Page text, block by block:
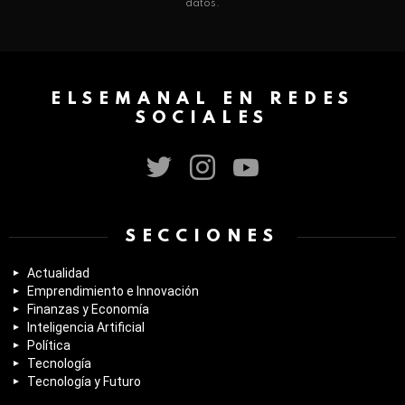
datos.
ELSEMANAL EN REDES
SOCIALES
SECCIONES
Actualidad
Emprendimiento e Innovación
Finanzas y Economía
Inteligencia Artificial
Política
Tecnología
Tecnología y Futuro